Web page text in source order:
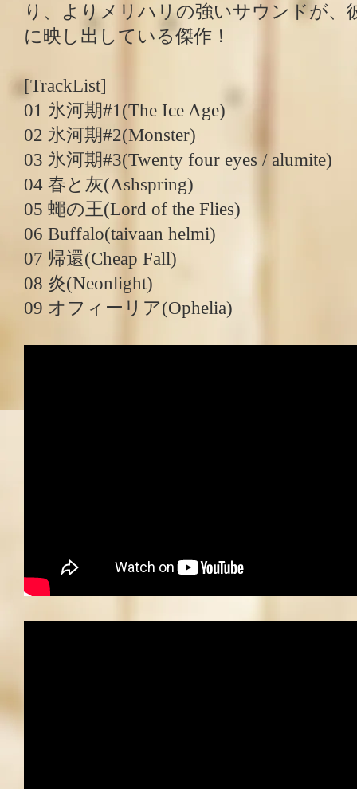
り、よりメリハリの強いサウンドが、
に映し出している傑作！
[TrackList]
01 氷河期#1(The Ice Age)
02 氷河期#2(Monster)
03 氷河期#3(Twenty four eyes / alumite)
04 春と灰(Ashspring)
05 蠅の王(Lord of the Flies)
06 Buffalo(taivaan helmi)
07 帰還(Cheap Fall)
08 炎(Neonlight)
09 オフィーリア(Ophelia)